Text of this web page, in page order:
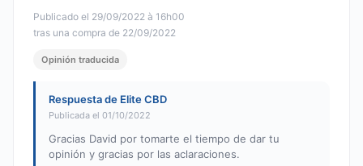
Publicado el 29/09/2022 à 16h00
tras una compra de 22/09/2022
Opinión traducida
Respuesta de Elite CBD
Publicada el 01/10/2022
Gracias David por tomarte el tiempo de dar tu
opinión y gracias por las aclaraciones.